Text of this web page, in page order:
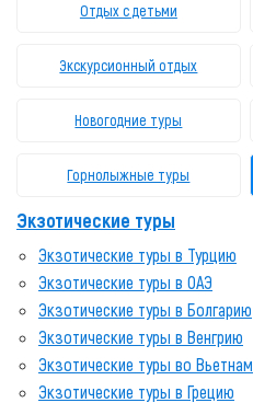
Отдых с детьми
Экскурсионный отдых
Новогодние туры
Горнолыжные туры
Экзотические туры
Экзотические туры в Турцию
Экзотические туры в ОАЭ
Экзотические туры в Болгарию
Экзотические туры в Венгрию
Экзотические туры во Вьетнам
Экзотические туры в Грецию